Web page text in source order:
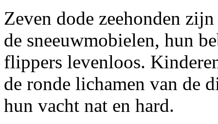
Zeven dode zeehonden
de sneeuwmobielen, hun
flippers levenloos.
de ronde lichamen van de
hun vacht nat en hard.